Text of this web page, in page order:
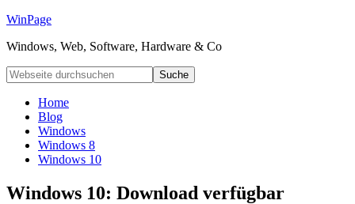
WinPage
Windows, Web, Software, Hardware & Co
Home
Blog
Windows
Windows 8
Windows 10
Windows 10: Download verfügbar